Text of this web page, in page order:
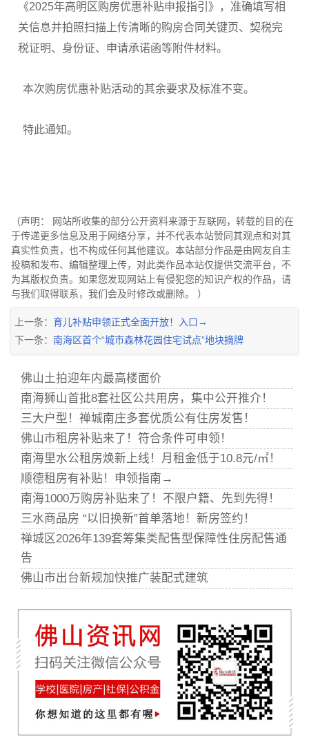
《2025年高明区购房优惠补贴申报指引》，准确填写相
关信息并拍照扫描上传清晰的购房合同关键页、契税完
税证明、身份证、申请承诺函等附件材料。
本次购房优惠补贴活动的其余要求及标准不变。
特此通知。
（声明： 网站所收集的部分公开资料来源于互联网，转载的目的在
于传递更多信息及用于网络分享，并不代表本站赞同其观点和对其
真实性负责，也不构成任何其他建议。本站部分作品是由网友自主
投稿和发布、编辑整理上传，对此类作品本站仅提供交流平台，不
为其版权负责。如果您发现网站上有侵犯您的知识产权的作品，请
与我们取得联系，我们会及时修改或删除。 ）
上一条： 育儿补贴申领正式全面开放！入口→
下一条： 南海区首个“城市森林花园住宅试点”地块摘牌
佛山土拍迎年内最高楼面价
南海狮山首批8套社区公共用房，集中公开推介！
三大户型！禅城南庄多套优质公有住房发售！
佛山市租房补贴来了！符合条件可申领！
南海里水公租房焕新上线！月租金低于10.8元/㎡！
顺德租房有补贴！申领指南→
南海1000万购房补贴来了！不限户籍、先到先得！
三水商品房 “以旧换新”首单落地！新房签约！
禅城区2026年139套筹集类配售型保障性住房配售通
告
佛山市出台新规加快推广装配式建筑